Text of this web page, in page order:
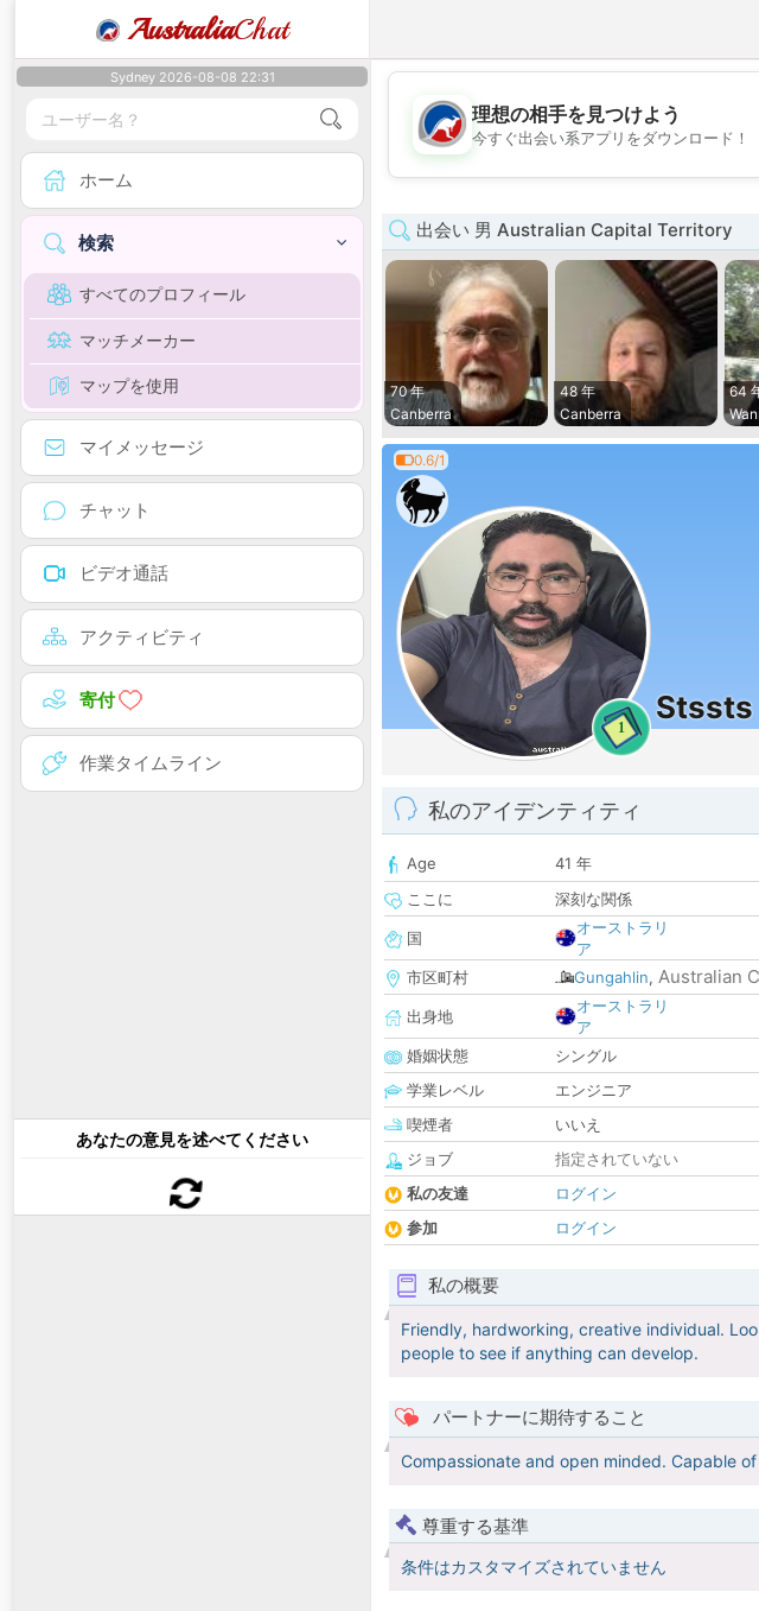
AustraliaChat
Sydney 2026-08-08 22:31
ホーム
検索
すべてのプロフィール
マッチメーカー
マップを使用
マイメッセージ
チャット
ビデオ通話
アクティビティ
寄付
作業タイムライン
あなたの意見を述べてください
💖
理想の相手を見つけよう
今すぐ出会い系アプリをダウンロード！
出会い 男 Australian Capital Territory
70 年
Canberra
48 年
Canberra
64
0.6/1
1
Stssts
私のアイデンティティ
Age
41 年
ここに
深刻な関係
国
オーストラリ
ア
市区町村
Gungahlin, Australian
出身地
オーストラリ
ア
婚姻状態
シングル
学業レベル
エンジニア
喫煙者
いいえ
ジョブ
指定されていない
私の友達
ログイン
参加
ログイン
私の概要
Friendly, hardworking, creative individual.
people to see if anything can develop.
パートナーに期待すること
Compassionate and open minded. Capable
尊重する基準
条件はカスタマイズされていません